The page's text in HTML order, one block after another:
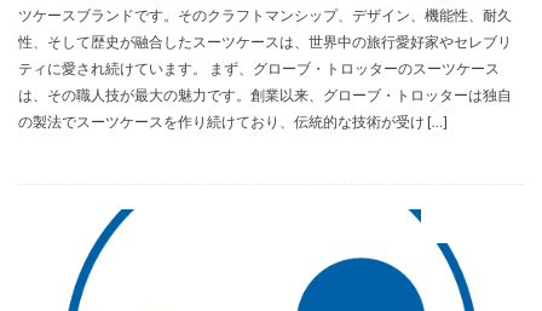
ツケースブランドです。そのクラフトマンシップ、デザイン、機能性、耐久
性、そして歴史が融合したスーツケースは、世界中の旅行愛好家やセレブリ
ティに愛され続けています。 まず、グローブ・トロッターのスーツケース
は、その職人技が最大の魅力です。創業以来、グローブ・トロッターは独自
の製法でスーツケースを作り続けており、伝統的な技術が受け […]